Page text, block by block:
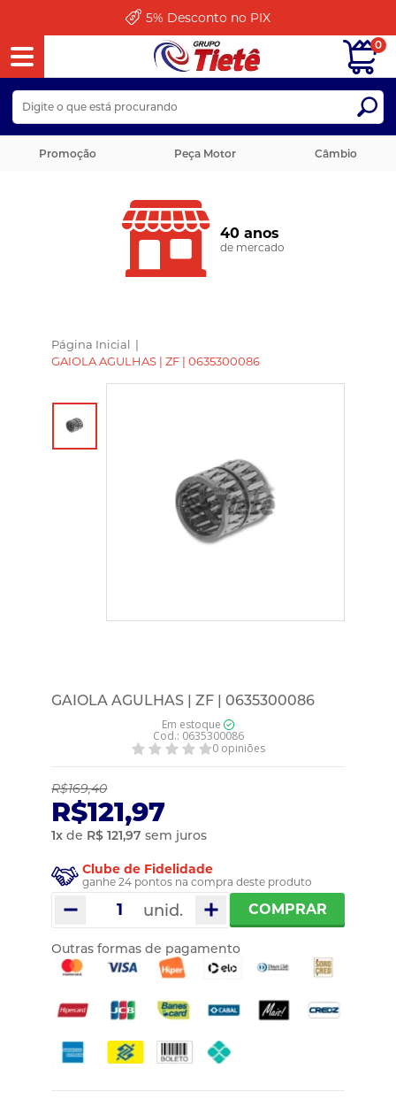
5% Desconto no PIX
Promoção Peça Motor Câmbio
0
40 anos
de mercado
Página Inicial |
GAIOLA AGULHAS | ZF | 0635300086
GAIOLA AGULHAS | ZF | 0635300086
Em estoque
Cod.: 0635300086
0 opiniões
R$169,40
R$121,97
1x de R$ 121,97 sem juros
Clube de Fidelidade
ganhe 24 pontos na compra deste produto
unid. COMPRAR
Outras formas de pagamento